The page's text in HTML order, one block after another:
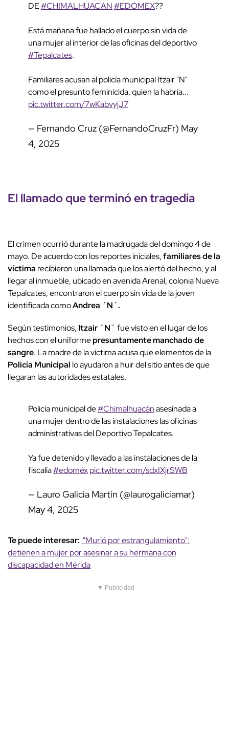
DE#CHIMALHUACAN#EDOMEX??
Está mañana fue hallado el cuerpo sin vida de
una mujer al interior de las oficinas del deportivo
#Tepalcates.
Familiares acusan al policía municipal Itzair "N"
como el presunto feminicida, quien la habría...
pic.twitter.com/7wKabvyjJ7
— Fernando Cruz (@FernandoCruzFr) May
4, 2025
El llamado que terminó en tragedia
El crimen ocurrió durante la madrugada del domingo 4 de
mayo. De acuerdo con los reportes iniciales,familiares de la
víctima recibieron una llamada que los alertó del hecho, y al
llegar al inmueble, ubicado en avenida Arenal, colonia Nueva
Tepalcates, encontraron el cuerpo sin vida de la joven
identificada comoAndrea ´N´.
Según testimonios, Itzair ´N´ fue visto en el lugar de los
hechos con el uniformepresuntamente manchado de
sangre. La madre de la víctima acusa que elementos de la
Policía Municipal lo ayudaron a huir del sitio antes de que
llegaran las autoridades estatales.
Policía municipal de#Chimalhuacánasesinada a
una mujer dentro de las instalaciones las oficinas
administrativas del Deportivo Tepalcates.
Ya fue detenido y llevado a las instalaciones de la
fiscalía#edoméxpic.twitter.com/sdxIXjrSWB
— Lauro Galicia Martin (@laurogaliciamar)
May 4, 2025
Te puede interesar: "Murió por estrangulamiento":
detienen a mujer por asesinar a su hermana con
discapacidad en Mérida
▼ Publicidad